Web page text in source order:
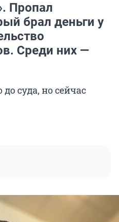
Пропал
брал деньги у
Среди них —
суда, но сейчас